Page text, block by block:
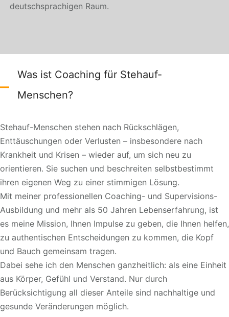
deutschsprachigen Raum.
Was ist Coaching für Stehauf-
Menschen?
Stehauf-Menschen stehen nach Rückschlägen,
Enttäuschungen oder Verlusten – insbesondere nach
Krankheit und Krisen – wieder auf, um sich neu zu
orientieren. Sie suchen und beschreiten selbstbestimmt
ihren eigenen Weg zu einer stimmigen Lösung.
Mit meiner professionellen Coaching- und Supervisions-
Ausbildung und mehr als 50 Jahren Lebenserfahrung, ist
es meine Mission, Ihnen Impulse zu geben, die Ihnen helfen,
zu authentischen Entscheidungen zu kommen, die Kopf
und Bauch gemeinsam tragen.
Dabei sehe ich den Menschen ganzheitlich: als eine Einheit
aus Körper, Gefühl und Verstand. Nur durch
Berücksichtigung all dieser Anteile sind nachhaltige und
gesunde Veränderungen möglich.